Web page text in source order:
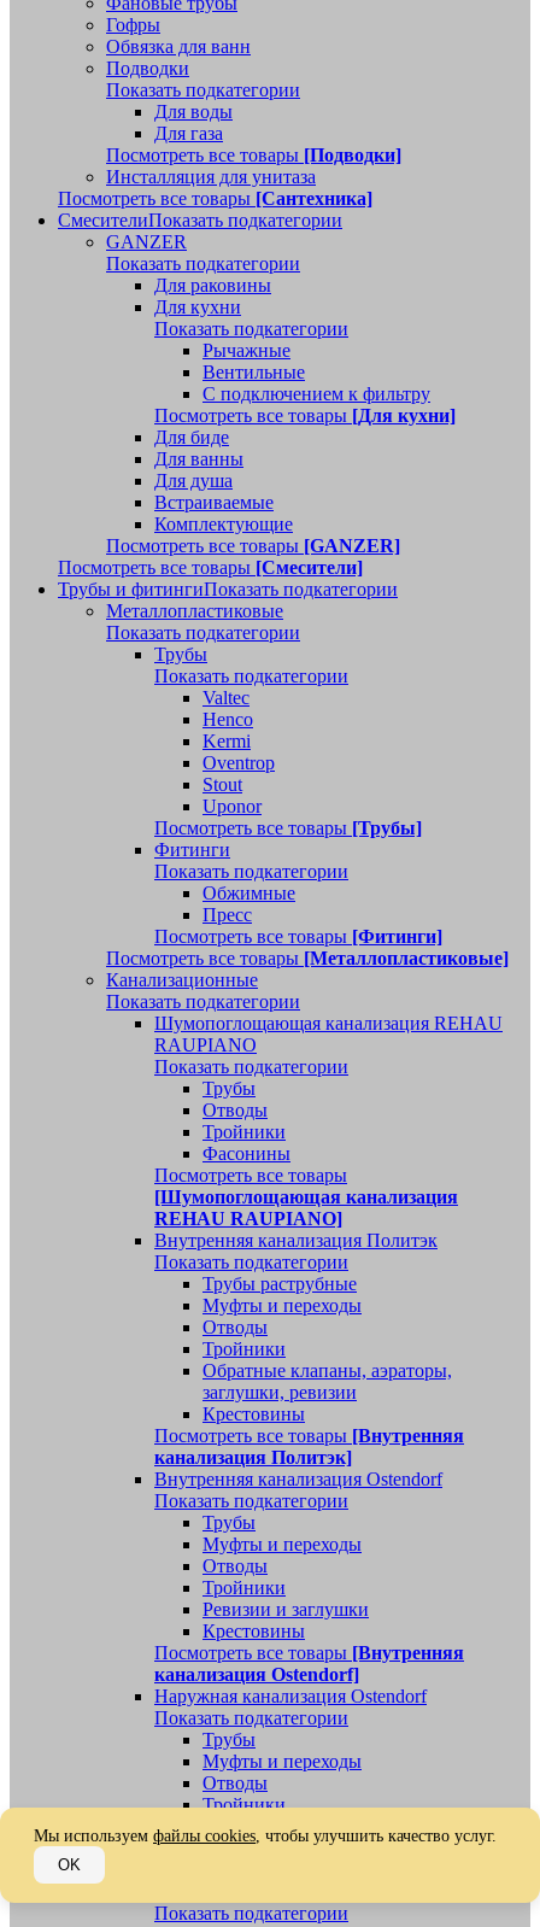
Гофры
Обвязка для ванн
Подводки
Показать подкатегории
Для воды
Для газа
Посмотреть все товары [Подводки]
Инсталляция для унитаза
Посмотреть все товары [Сантехника]
СмесителиПоказать подкатегории
GANZER
Показать подкатегории
Для раковины
Для кухни
Показать подкатегории
Рычажные
Вентильные
С подключением к фильтру
Посмотреть все товары [Для кухни]
Для биде
Для ванны
Для душа
Встраиваемые
Комплектующие
Посмотреть все товары [GANZER]
Посмотреть все товары [Смесители]
Трубы и фитингиПоказать подкатегории
Металлопластиковые
Показать подкатегории
Трубы
Показать подкатегории
Valtec
Henco
Kermi
Oventrop
Stout
Uponor
Посмотреть все товары [Трубы]
Фитинги
Показать подкатегории
Обжимные
Пресс
Посмотреть все товары [Фитинги]
Посмотреть все товары [Металлопластиковые]
Канализационные
Показать подкатегории
Шумопоглощающая канализация REHAU
RAUPIANO
Показать подкатегории
Трубы
Отводы
Тройники
Фасонины
Посмотреть все товары
[Шумопоглощающая канализация
REHAU RAUPIANO]
Внутренняя канализация Политэк
Показать подкатегории
Трубы раструбные
Муфты и переходы
Отводы
Тройники
Обратные клапаны, аэраторы,
заглушки, ревизии
Крестовины
Посмотреть все товары [Внутренняя
канализация Политэк]
Внутренняя канализация Ostendorf
Показать подкатегории
Трубы
Муфты и переходы
Отводы
Тройники
Ревизии и заглушки
Крестовины
Посмотреть все товары [Внутренняя
канализация Ostendorf]
Наружная канализация Ostendorf
Показать подкатегории
Трубы
Муфты и переходы
Отводы
Тройники
Ревизии, заглушки, обратные клапаны
Посмотреть все товары[Наружная
Показать подкатегории
Мы используем файлы cookies, чтобы улучшить качество услуг.
OK